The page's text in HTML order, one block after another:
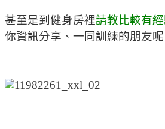
甚至是到健身房裡請教比較有
你資訊分享、一同訓練的朋友呢